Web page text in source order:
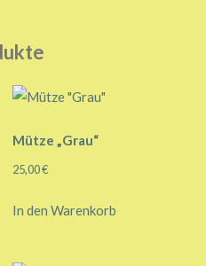
Mütze „Grau“
25,00€
In den Warenkorb